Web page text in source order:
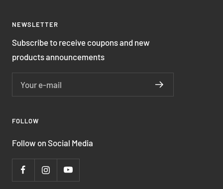
NEWSLETTER
Subscribe to receive coupons and new
products announcements
Your e-mail
FOLLOW
Follow on Social Media